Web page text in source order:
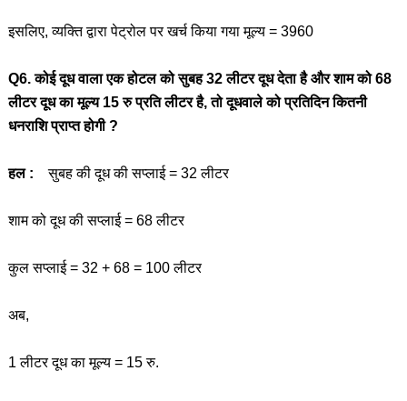
इसलिए, व्यक्ति द्वारा पेट्रोल पर खर्च किया गया मूल्य = 3960
Q6. कोई दूध वाला एक होटल को सुबह 32 लीटर दूध देता है और शाम को 68
लीटर दूध का मूल्य 15 रु प्रति लीटर है, तो दूधवाले को प्रतिदिन कितनी
धनराशि प्राप्त होगी ?
हल : सुबह की दूध की सप्लाई = 32 लीटर
शाम को दूध की सप्लाई = 68 लीटर
कुल सप्लाई = 32 + 68 = 100 लीटर
अब,
1 लीटर दूध का मूल्य = 15 रु.